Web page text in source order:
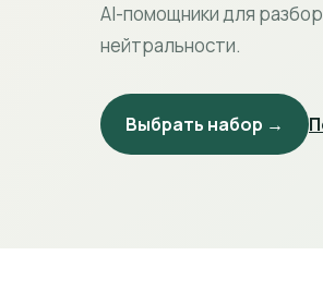
AI-помощники для
нейтральности.
Выбрать набор →